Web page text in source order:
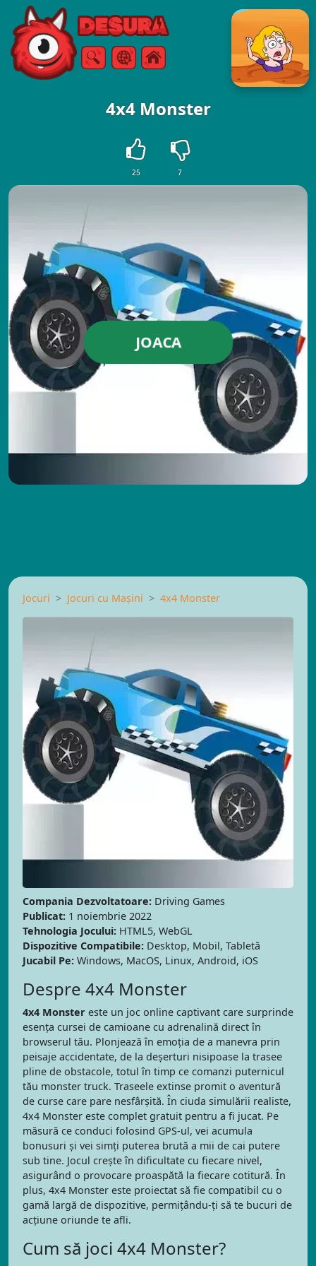
Free Online Games
CăutareMeniul
4x4 Monster
25 7
JOACA
Jocuri Jocuri cu Mașini 4x4 Monster
Compania Dezvoltatoare: Driving Games
Publicat: 1 noiembrie 2022
Tehnologia Jocului: HTML5, WebGL
Dispozitive Compatibile: Desktop, Mobil, Tabletă
Jucabil Pe: Windows, MacOS, Linux, Android, iOS
Despre 4x4 Monster
4x4 Monster este un joc online captivant care surprinde
esența cursei de camioane cu adrenalină direct în
browserul tău. Plonjează în emoția de a manevra prin
peisaje accidentate, de la deșerturi nisipoase la trasee
pline de obstacole, totul în timp ce comanzi puternicul
tău monster truck. Traseele extinse promit o aventură
de curse care pare nesfârșită. În ciuda simulării realiste,
4x4 Monster este complet gratuit pentru a fi jucat. Pe
măsură ce conduci folosind GPS-ul, vei acumula
bonusuri și vei simți puterea brută a mii de cai putere
sub tine. Jocul crește în dificultate cu fiecare nivel,
asigurând o provocare proaspătă la fiecare cotitură. În
plus, 4x4 Monster este proiectat să fie compatibil cu o
gamă largă de dispozitive, permițându-ți să te bucuri de
acțiune oriunde te afli.
Cum să joci 4x4 Monster?